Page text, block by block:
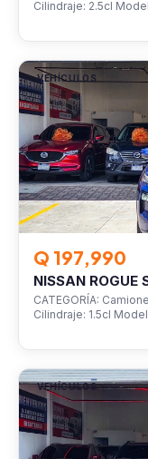
Cilindraje: 2.5cl
VEHÍCULOS
Q 197,990
NISSAN ROGUE
CATEGORÍA:
Cilindraje: 1.5cl
VEHÍCULOS